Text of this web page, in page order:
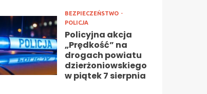
BEZPIECZEŃSTWO
POLICJA
Policyjna akcja
„Prędkość” na
drogach powiatu
dzierżoniowskiego
w piątek 7 sierpnia